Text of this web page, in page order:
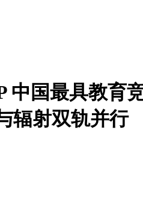
中国最具教
辐射双轨并行